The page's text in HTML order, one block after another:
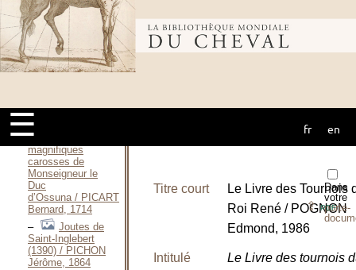
Bibliothèque
mondiale du
cheval
☰ fr en
Roy / PERRAULT
Charles, 1670
Festiva ad
Capita
annulumque
Decursio, a
Principibus / PERRAULT
Charles, 1670
magnifiques
carosses de
Monseigneur le
Duc
d’Ossuna / PICART
Bernard, 1714
Joutes de
Saint-Inglebert
(1390) / PICHON
Jérôme, 1864
Dans
votre
porte-
⇪PDF
Titre court
Le Livre des Tournois
Roi René / POGNON
Edmond, 1986
Intitulé
Le Livre des tournois